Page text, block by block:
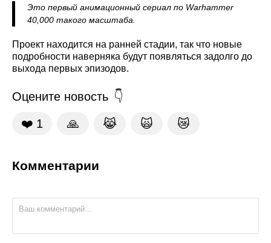
Это первый анимационный сериал по Warhammer
40,000 такого масштаба.
Проект находится на ранней стадии, так что новые
подробности наверняка будут появляться задолго до
выхода первых эпизодов.
Оцените новость
❤️ 1 🙏 😹 🙀 😿
Комментарии